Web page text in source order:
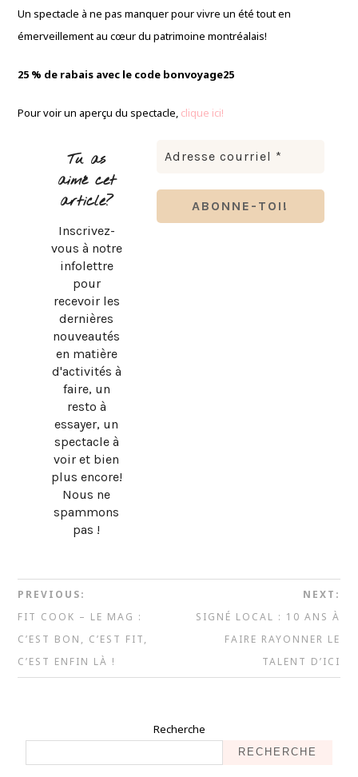
Un spectacle à ne pas manquer pour vivre un été tout en
émerveillement au cœur du patrimoine montréalais!
25 % de rabais avec le code bonvoyage25
Pour voir un aperçu du spectacle, clique ici!
Tu as
aimé cet
article?
Inscrivez-
vous à notre
infolettre
pour
recevoir les
dernières
nouveautés
en matière
d'activités à
faire, un
resto à
essayer, un
spectacle à
voir et bien
plus encore!
Nous ne
spammons
pas !
PREVIOUS:
FIT COOK – LE MAG :
C’EST BON, C’EST FIT,
C’EST ENFIN LÀ !
NEXT:
SIGNÉ LOCAL : 10 ANS À
FAIRE RAYONNER LE
TALENT D’ICI
Recherche
RECHERCHE